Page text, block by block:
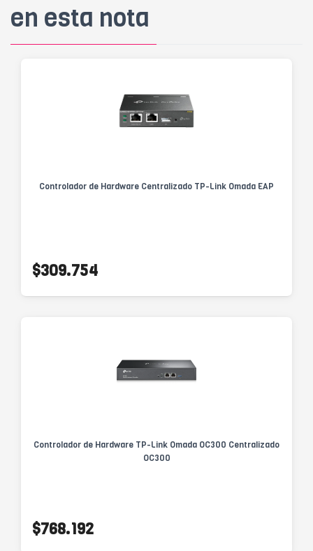
en esta nota
Controlador de Hardware Centralizado TP-Link Omada EAP
$309.754
Controlador de Hardware TP-Link Omada OC300 Centralizado
OC300
$768.192